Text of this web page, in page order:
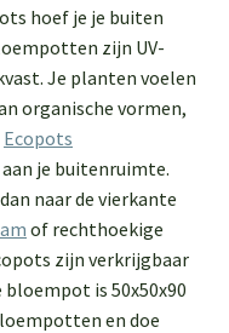
hoef je je buiten
zijn UV-
Je planten voelen
organische vormen,
Ecopots
je buitenruimte.
naar de vierkante
of rechthoekige
zijn verkrijgbaar
is 50x50x90
en doe